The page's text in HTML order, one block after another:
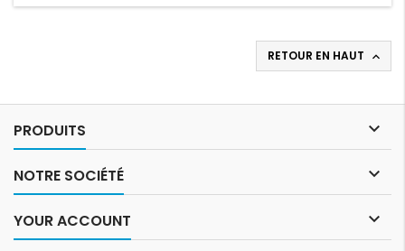
RETOUR EN HAUT 
PRODUITS 
NOTRE SOCIÉTÉ 
YOUR ACCOUNT 